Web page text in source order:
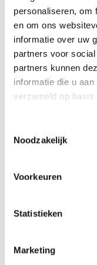
personaliseren, om
en om ons
informatie over uw
partners voor
partners kunnen
informatie die u
verzameld op
Noodzakelijk
Voorkeuren
Statistieken
Marketing
&
Dankzij de milde
samenstelling
hart gebruiken in
aan
nachtkastjes en
opfrisbeurt
Fris & schoon
gebruiken